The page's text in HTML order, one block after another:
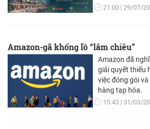
thời kỳ dịch
trưởng cao.
21:00 29/07/
Amazon-gã khổng lồ “lắm chiêu”
Amazon đã
giải quyết thiếu
việc đóng gói
hàng tạp hóa.
15:43 31/03/